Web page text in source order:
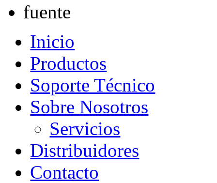
Inicio
Productos
Soporte Técnico
Sobre Nosotros
Servicios
Distribuidores
Contacto